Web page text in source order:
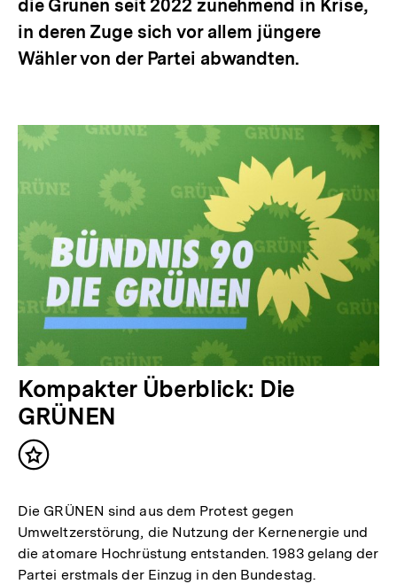
die Grünen seit 2022 zunehmend in Krise,
in deren Zuge sich vor allem jüngere
Wähler von der Partei abwandten.
Kompakter Überblick: Die
GRÜNEN
Inhalt
Die GRÜNEN sind aus dem Protest gegen
Umweltzerstörung, die Nutzung der Kernenergie und
die atomare Hochrüstung entstanden. 1983 gelang der
Partei erstmals der Einzug in den Bundestag.